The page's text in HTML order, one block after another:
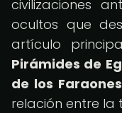
civilizaciones
ocultos que
artículo
Pirámides de
de los Faraones
relación entre la